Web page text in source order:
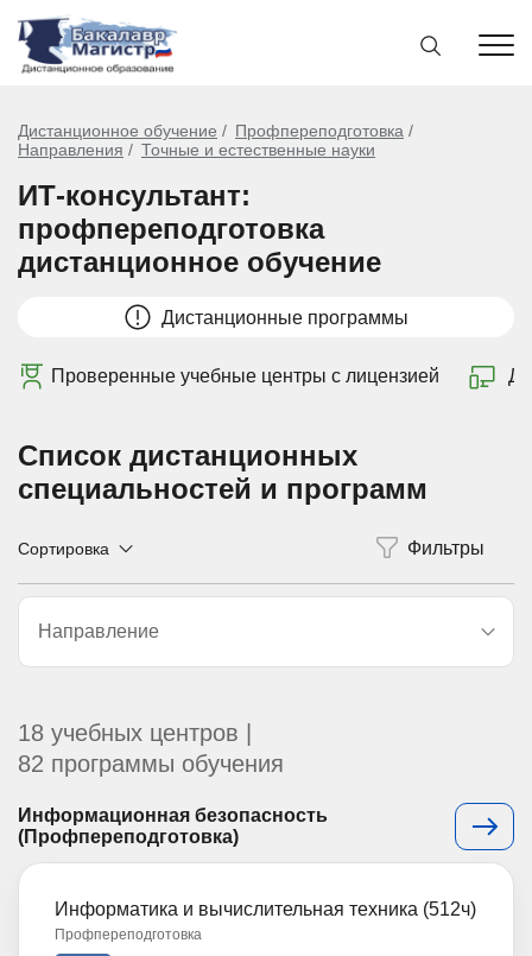
Дистанционное обучение
Профпереподготовка
Направления
Точные и естественные науки
ИТ-консультант:
профпереподготовка
дистанционное обучение
Дистанционные программы
Проверенные учебные центры с лицензией
Список дистанционных
специальностей и программ
Направление
Сортировка
18 учебных центров |
82 программы обучения
Информационная безопасность
(Профпереподготовка)
Информатика и вычислительная техника (512ч)
Профпереподготовка